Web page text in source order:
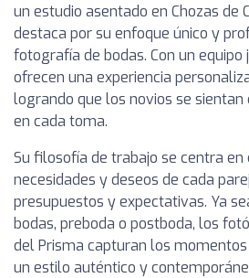
un estudio asentado en Chozas de
destaca por su enfoque único y
fotografía de bodas. Con un equipo
ofrecen una experiencia
logrando que los novios se
en cada toma.
Su filosofía de trabajo se centra
necesidades y deseos de cada
presupuestos y expectativas. Ya
bodas, preboda o postboda, los
del Prisma capturan los
un estilo auténtico y